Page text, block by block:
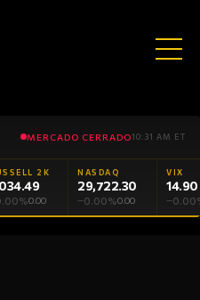
MERCADO CERRADO10:31 AM ET
2K
0.00
NASDAQ
29,722.30
—0.00%0.00
VIX
14.90
—